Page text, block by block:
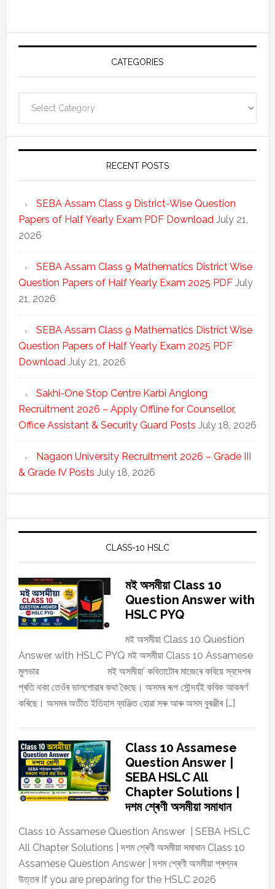
CATEGORIES
RECENT POSTS
SEBA Assam Class 9 District-Wise Question
Papers of Half Yearly Exam PDF Download July 21,
2026
SEBA Assam Class 9 Mathematics District Wise
Question Papers of Half Yearly Exam 2025 PDF July
21, 2026
SEBA Assam Class 9 Mathematics District Wise
Question Papers of Half Yearly Exam 2025 PDF
Download July 21, 2026
Sakhi-One Stop Centre Karbi Anglong
Recruitment 2026 – Apply Offline for Counsellor,
Office Assistant & Security Guard Posts July 18, 2026
Nagaon University Recruitment 2026 – Grade III
& Grade IV Posts July 18, 2026
CLASS-10 HSLC
মই অসমীয়া Class 10
Question Answer with
HSLC PYQ
মই অসমীয়া Class 10 Question
Answer with HSLC PYQ মই অসমীয়া Class 10 Assamese
মুলভাৱ মই অসমীয়া’ কবিতাটোৰ মাজেৰে কবিয়ে স্বদেশৰ
প্ৰতি থকা তেওঁৰ ভালপোৱাৰ কথা কৈছে। অসমৰ ৰূপ সৌন্দৰ্যই কবিক আকষৰ্ণ
কৰিছে। অসমৰ অতীত ইতিহাস ব্যঞ্জিত হোৱা সৰু আৰু অসম বুৰঞ্জীৰ […]
Class 10 Assamese
Question Answer |
SEBA HSLC All
Chapter Solutions |
দশম শ্ৰেণী অসমীয়া সমাধান
Class 10 Assamese Question Answer | SEBA HSLC
All Chapter Solutions | দশম শ্ৰেণী অসমীয়া সমাধান Class 10
Assamese Question Answer | দশম শ্ৰেণী অসমীয়া প্ৰশ্নৰ
উত্তৰ If you are preparing for the HSLC 2026